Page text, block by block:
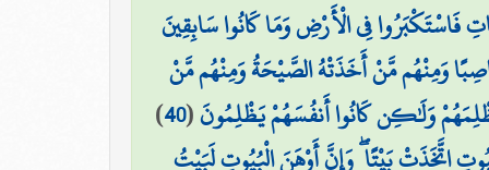
فِي الْأَرْضِ وَمَا كَانُوا سَابِقِينَ
وَمِنْهُم مَّنْ أَخَذَتْهُ الصَّيْحَةُ وَمِنْهُم مَّنْ
وَلَٰكِن كَانُوا أَنفُسَهُمْ يَظْلِمُونَ(
40
)
اتَّخَذَتْ بَيْتًا ۖ وَإِنَّ أَوْهَنَ الْبُيُوتِ لَبَيْتُ